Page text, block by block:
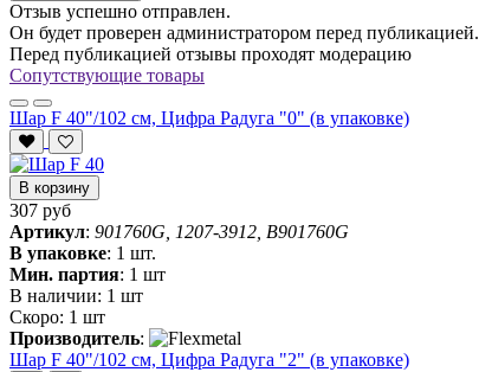
Отзыв успешно отправлен.
Он будет проверен администратором перед публикацией.
Перед публикацией отзывы проходят модерацию
Сопутствующие товары
Шар F 40"/102 см, Цифра Радуга "0" (в упаковке)
В корзину
307 руб
Артикул: 901760G, 1207-3912, B901760G
В упаковке: 1 шт.
Мин. партия: 1 шт
В наличии: 1 шт
Скоро: 1 шт
Производитель:
Шар F 40"/102 см, Цифра Радуга "2" (в упаковке)